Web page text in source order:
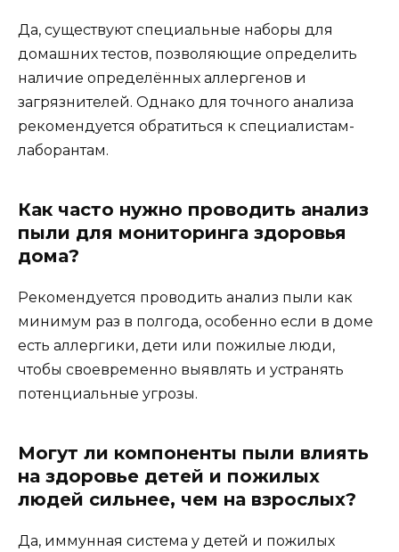
Да, существуют специальные наборы для
домашних тестов, позволяющие определить
наличие определённых аллергенов и
загрязнителей. Однако для точного анализа
рекомендуется обратиться к специалистам-
лаборантам.
Как часто нужно проводить анализ
пыли для мониторинга здоровья
дома?
Рекомендуется проводить анализ пыли как
минимум раз в полгода, особенно если в доме
есть аллергики, дети или пожилые люди,
чтобы своевременно выявлять и устранять
потенциальные угрозы.
Могут ли компоненты пыли влиять
на здоровье детей и пожилых
людей сильнее, чем на взрослых?
Да, иммунная система у детей и пожилых